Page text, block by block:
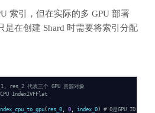
索引，但在实际的多 GPU 部署
是在创建 Shard 时需要将索引分配
res_2 代表三个 GPU 资源对象
IndexIVFFlat
( res_0 , 0 , index_0) # 0是GPU ID